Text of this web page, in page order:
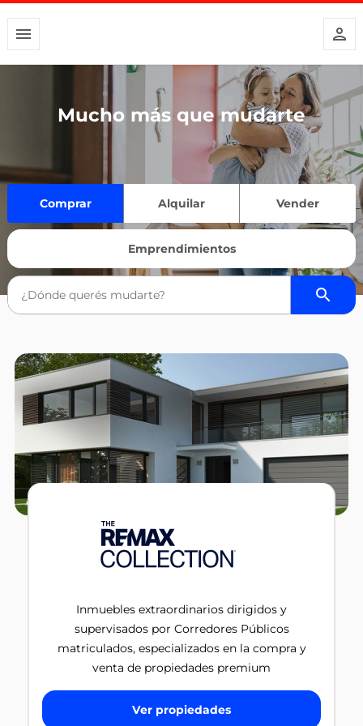
Mucho más que mudarte
Comprar Alquilar Vender
Emprendimientos
Inmuebles extraordinarios dirigidos y
supervisados por Corredores Públicos
matriculados, especializados en la compra y
venta de propiedades premium
Ver propiedades